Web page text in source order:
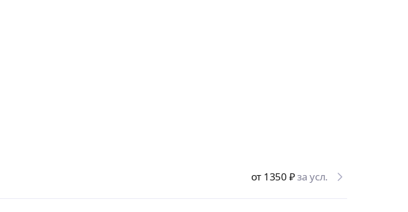
от 1350 ₽за усл.